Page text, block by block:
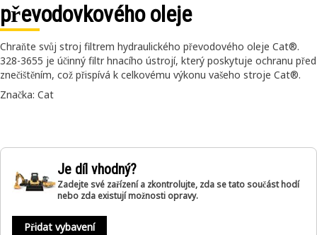
převodovkového oleje
Chraňte svůj stroj filtrem hydraulického převodového oleje Cat®.
328-3655 je účinný filtr hnacího ústrojí, který poskytuje ochranu před
znečištěním, což přispívá k celkovému výkonu vašeho stroje Cat®.
Značka: Cat
Je díl vhodný?
Zadejte své zařízení a zkontrolujte, zda se tato součást hodí
nebo zda existují možnosti opravy.
Přidat vybavení